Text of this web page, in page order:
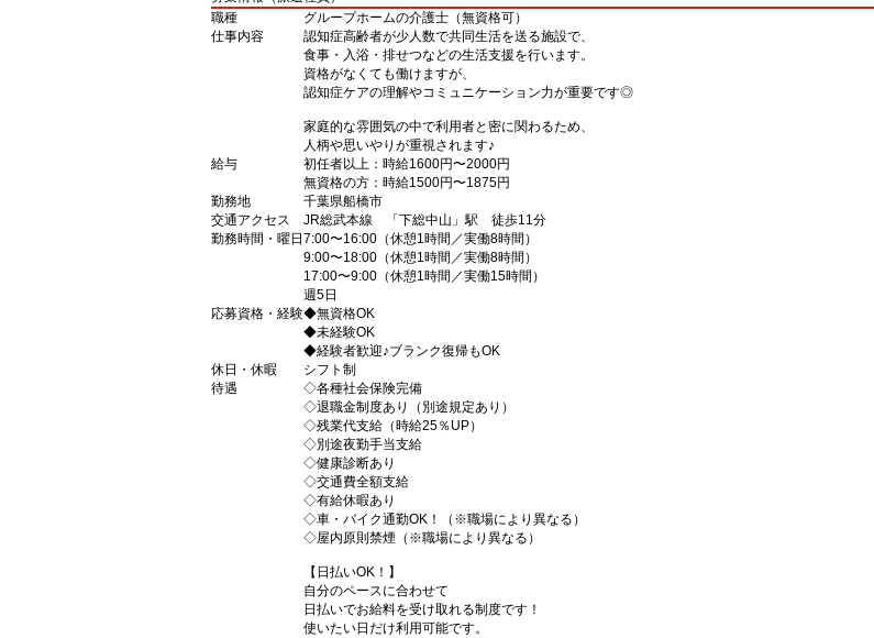
職種
グループホームの介護士（無資格可）
仕事内容
認知症高齢者が少人数で共同生活を送る施設で、
食事・入浴・排せつなどの生活支援を行います。
資格がなくても働けますが、
認知症ケアの理解やコミュニケーション力が重要です◎
家庭的な雰囲気の中で利用者と密に関わるため、
人柄や思いやりが重視されます♪
給与
初任者以上：時給1600円〜2000円
無資格の方：時給1500円〜1875円
勤務地
千葉県船橋市
交通アクセス
JR総武本線 「下総中山」駅 徒歩11分
勤務時間・曜日 7:00〜16:00（休憩1時間／実働8時間）
9:00〜18:00（休憩1時間／実働8時間）
17:00〜9:00（休憩1時間／実働15時間）
週5日
応募資格・経験◆無資格OK
◆未経験OK
◆経験者歓迎♪ブランク復帰もOK
休日・休暇
シフト制
待遇
◇各種社会保険完備
◇退職金制度あり（別途規定あり）
◇残業代支給（時給25％UP）
◇別途夜勤手当支給
◇健康診断あり
◇交通費全額支給
◇有給休暇あり
◇車・バイク通勤OK！（※職場により異なる）
◇屋内原則禁煙（※職場により異なる）
【日払いOK！】
自分のペースに合わせて
日払いでお給料を受け取れる制度です！
使いたい日だけ利用可能です。